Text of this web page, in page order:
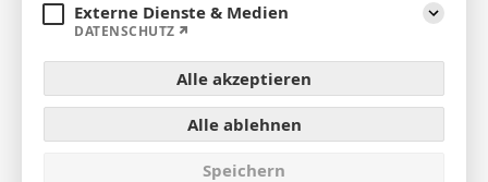
WOHN- & GESCHÄFTSHÄUSER - TEASER
Externe Dienste & Medien
DATENSCHUTZ
Alle akzeptieren
Alle ablehnen
Speichern